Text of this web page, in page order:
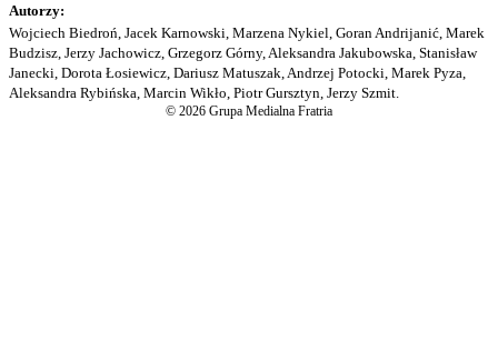
Autorzy:
Wojciech Biedroń, Jacek Karnowski, Marzena Nykiel, Goran Andrijanić, Marek
Budzisz, Jerzy Jachowicz, Grzegorz Górny, Aleksandra Jakubowska, Stanisław
Janecki, Dorota Łosiewicz, Dariusz Matuszak, Andrzej Potocki, Marek Pyza,
Aleksandra Rybińska, Marcin Wikło, Piotr Gursztyn, Jerzy Szmit.
© 2026 Grupa Medialna Fratria